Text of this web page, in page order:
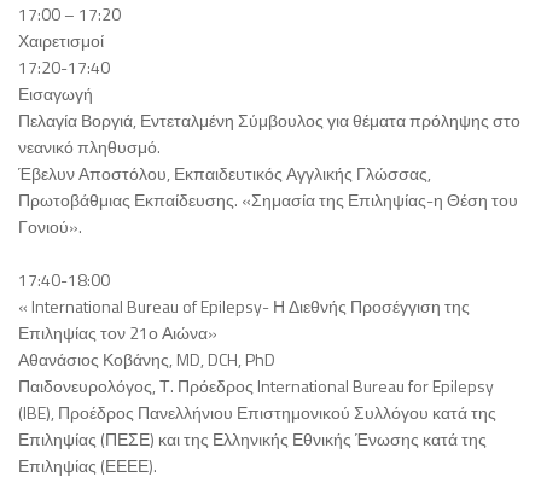
17:00 – 17:20
Χαιρετισμοί
17:20-17:40
Εισαγωγή
Πελαγία Βοργιά, Εντεταλμένη Σύμβουλος για θέματα πρόληψης στο
νεανικό πληθυσμό.
Έβελυν Αποστόλου, Εκπαιδευτικός Αγγλικής Γλώσσας,
Πρωτοβάθμιας Εκπαίδευσης. «Σημασία της Επιληψίας-η Θέση του
Γονιού».
17:40-18:00
« International Bureau of Epilepsy- Η Διεθνής Προσέγγιση της
Επιληψίας τον 21ο Αιώνα»
Αθανάσιος Κοβάνης, MD, DCH, PhD
Παιδονευρολόγος, Τ. Πρόεδρος International Bureau for Epilepsy
(IBE), Προέδρος Πανελλήνιου Επιστημονικού Συλλόγου κατά της
Επιληψίας (ΠΕΣΕ) και της Ελληνικής Εθνικής Ένωσης κατά της
Επιληψίας (ΕΕΕΕ).